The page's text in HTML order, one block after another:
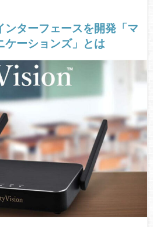
ンターフェースを開発「マ
ケーションズ」とは